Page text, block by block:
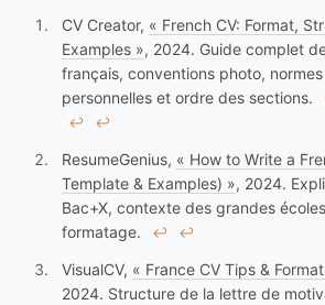
CV Creator, « French CV: Format,
Examples », 2024. Guide complet
français, conventions photo,
personnelles et ordre des sections.
↩︎
↩︎
ResumeGenius, « How to Write a
Template & Examples) », 2024.
Bac+X, contexte des grandes
formatage.
↩︎ ↩︎
VisualCV, « France CV Tips &
2024. Structure de la lettre de